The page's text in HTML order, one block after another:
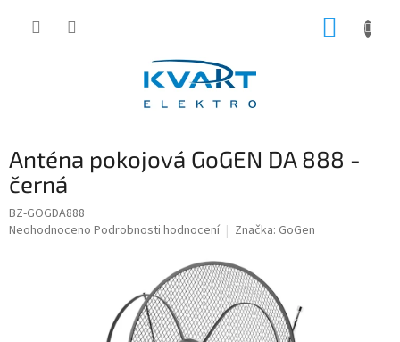
Anténa pokojová GoGEN DA 888 -
černá
BZ-GOGDA888
Průměrné
Neohodnoceno Podrobnosti hodnocení Značka: GoGen